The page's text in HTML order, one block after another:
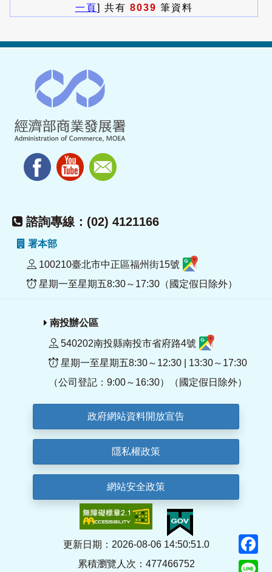
一頁] 共有 8039 筆資料
諮詢專線：(02) 4121166
署本部
100210臺北市中正區福州街15號
星期一至星期五8:30～17:30（國定假日除外）
南投辦公區
540202南投縣南投市省府路4號
星期一至星期五8:30～12:30 | 13:30～17:30
（公司登記：9:00～16:30）（國定假日除外）
政府網站資料開放宣告
隱私權政策
網站安全政策
更新日期：2026-08-06 14:50:51.0
累積瀏覽人次：477466752